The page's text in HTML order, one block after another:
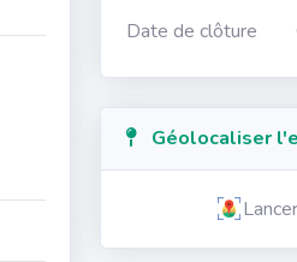
Date de clôture
Géolocaliser